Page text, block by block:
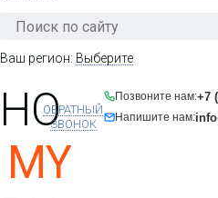
Ваш регион: Выберите
HO
MY
Позвоните нам:+7
Напишите нам:
ОБРАТНЫЙ
ЗВОНОК